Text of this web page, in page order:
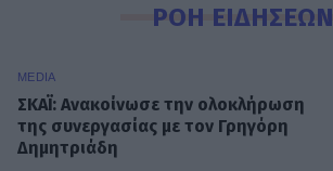
ΡΟΗ ΕΙΔΗΣΕΩΝ
MEDIA
ΣΚΑΪ: Ανακοίνωσε την ολοκλήρωση
της συνεργασίας με τον Γρηγόρη
Δημητριάδη